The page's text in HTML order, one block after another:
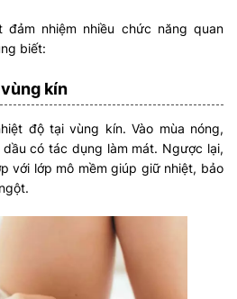
nhiệm nhiều chức năng quan
biết:
kín
độ tại vùng kín. Vào mùa nóng,
có tác dụng làm mát. Ngược lại,
với lớp mô mềm giúp giữ nhiệt, bảo